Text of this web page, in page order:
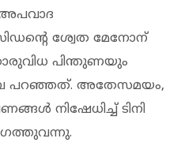
അപവാദ
ശ്വേത മേനോന്
പിന്തുണയും
പറഞ്ഞത്. അതേസമയം,
നിഷേധിച്ച് ടിനി